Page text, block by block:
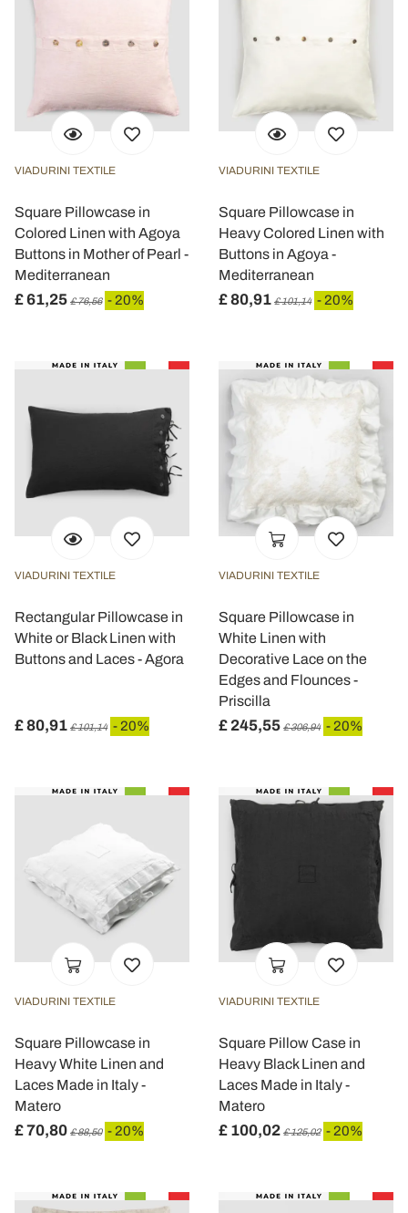
VIADURINI TEXTILE
Square Pillowcase in
Colored Linen with Agoya
Buttons in Mother of Pearl -
Mediterranean
£ 61,25 £ 76,56 - 20%
VIADURINI TEXTILE
Square Pillowcase in
Heavy Colored Linen with
Buttons in Agoya -
Mediterranean
£ 80,91 £ 101,14 - 20%
VIADURINI TEXTILE
Rectangular Pillowcase in
White or Black Linen with
Buttons and Laces - Agora
£ 80,91 £ 101,14 - 20%
VIADURINI TEXTILE
Square Pillowcase in
White Linen with
Decorative Lace on the
Edges and Flounces -
Priscilla
£ 245,55 £ 306,94 - 20%
VIADURINI TEXTILE
Square Pillowcase in
Heavy White Linen and
Laces Made in Italy -
Matero
£ 70,80 £ 88,50 - 20%
VIADURINI TEXTILE
Square Pillow Case in
Heavy Black Linen and
Laces Made in Italy -
Matero
£ 100,02 £ 125,02 - 20%